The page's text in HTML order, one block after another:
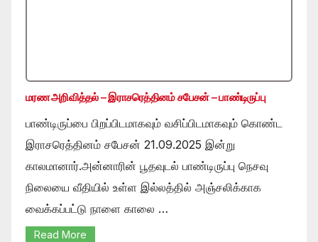
மரண அறிவித்தல் – இராசரெத்தினம் சபேசன் – பாண்டிருப்பு
பாண்டிருப்பை பிறப்பிடமாகவும் வசிப்பிடமாகவும் கொண்ட
இராசரெத்தினம் சபேசன் 21.09.2025 இன்று
காலமானார்.அன்னாரின் பூதவுடல் பாண்டிருப்பு நெசவு
நிலையை வீதியில் உள்ள இல்லத்தில் அஞ்சலிக்காக
வைக்கப்பட்டு நாளை காலை …
Read More